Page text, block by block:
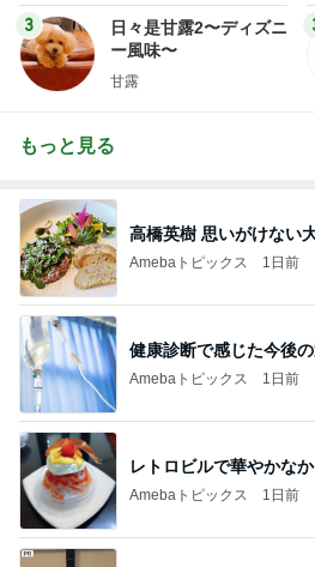
3
日々是甘露2〜ディズニ
ー風味〜
甘露
もっと見る
高橋英樹 思いがけない
Amebaトピックス 1日前
健康診断で感じた今後
Amebaトピックス 1日前
レトロビルで華やかな
Amebaトピックス 1日前